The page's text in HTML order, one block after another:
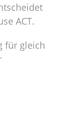
ACT.
für gleich